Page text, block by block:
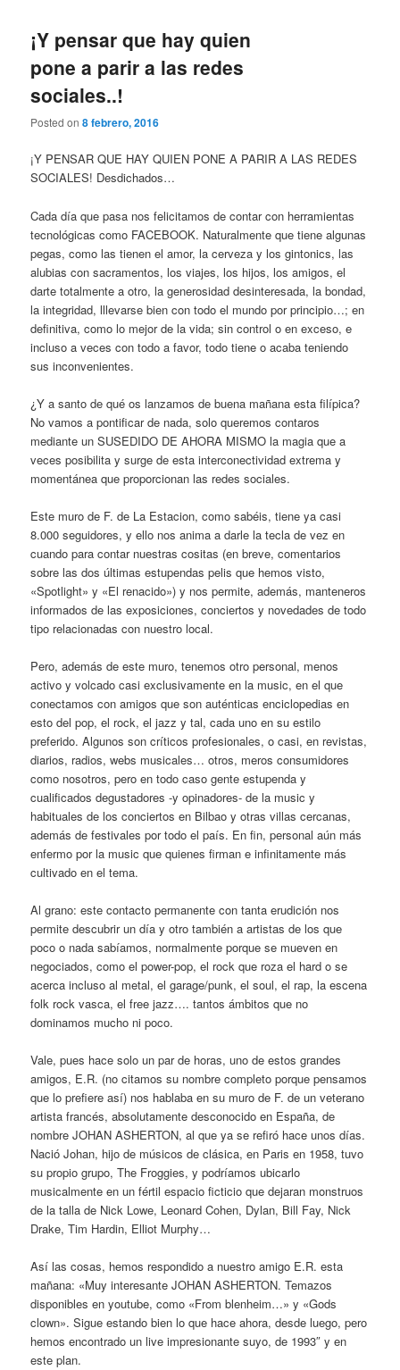
¡Y pensar que hay quien
pone a parir a las redes
sociales..!
Posted on8 febrero, 2016
¡Y PENSAR QUE HAY QUIEN PONE A PARIR A LAS REDES
SOCIALES! Desdichados…
Cada día que pasa nos felicitamos de contar con herramientas
tecnológicas como FACEBOOK. Naturalmente que tiene algunas
pegas, como las tienen el amor, la cerveza y los gintonics, las
alubias con sacramentos, los viajes, los hijos, los amigos, el
darte totalmente a otro, la generosidad desinteresada, la bondad,
la integridad, lllevarse bien con todo el mundo por principio…; en
definitiva, como lo mejor de la vida; sin control o en exceso, e
incluso a veces con todo a favor, todo tiene o acaba teniendo
sus inconvenientes.
¿Y a santo de qué os lanzamos de buena mañana esta filípica?
No vamos a pontificar de nada, solo queremos contaros
mediante un SUSEDIDO DE AHORA MISMO la magia que a
veces posibilita y surge de esta interconectividad extrema y
momentánea que proporcionan las redes sociales.
Este muro de F. de La Estacion, como sabéis, tiene ya casi
8.000 seguidores, y ello nos anima a darle la tecla de vez en
cuando para contar nuestras cositas (en breve, comentarios
sobre las dos últimas estupendas pelis que hemos visto,
«Spotlight» y «El renacido») y nos permite, además, manteneros
informados de las exposiciones, conciertos y novedades de todo
tipo relacionadas con nuestro local.
Pero, además de este muro, tenemos otro personal, menos
activo y volcado casi exclusivamente en la music, en el que
conectamos con amigos que son auténticas enciclopedias en
esto del pop, el rock, el jazz y tal, cada uno en su estilo
preferido. Algunos son críticos profesionales, o casi, en revistas,
diarios, radios, webs musicales… otros, meros consumidores
como nosotros, pero en todo caso gente estupenda y
cualificados degustadores -y opinadores- de la music y
habituales de los conciertos en Bilbao y otras villas cercanas,
además de festivales por todo el país. En fin, personal aún más
enfermo por la music que quienes firman e infinitamente más
cultivado en el tema.
Al grano: este contacto permanente con tanta erudición nos
permite descubrir un día y otro también a artistas de los que
poco o nada sabíamos, normalmente porque se mueven en
negociados, como el power-pop, el rock que roza el hard o se
acerca incluso al metal, el garage/punk, el soul, el rap, la escena
folk rock vasca, el free jazz…. tantos ámbitos que no
dominamos mucho ni poco.
Vale, pues hace solo un par de horas, uno de estos grandes
amigos, E.R. (no citamos su nombre completo porque pensamos
que lo prefiere así) nos hablaba en su muro de F. de un veterano
artista francés, absolutamente desconocido en España, de
nombre JOHAN ASHERTON, al que ya se refiró hace unos días.
Nació Johan, hijo de músicos de clásica, en Paris en 1958, tuvo
su propio grupo, The Froggies, y podríamos ubicarlo
musicalmente en un fértil espacio ficticio que dejaran monstruos
de la talla de Nick Lowe, Leonard Cohen, Dylan, Bill Fay, Nick
Drake, Tim Hardin, Elliot Murphy…
Así las cosas, hemos respondido a nuestro amigo E.R. esta
mañana: «Muy interesante JOHAN ASHERTON. Temazos
disponibles en youtube, como «From blenheim…» y «Gods
clown». Sigue estando bien lo que hace ahora, desde luego, pero
hemos encontrado un live impresionante suyo, de 1993″ y en
este plan.